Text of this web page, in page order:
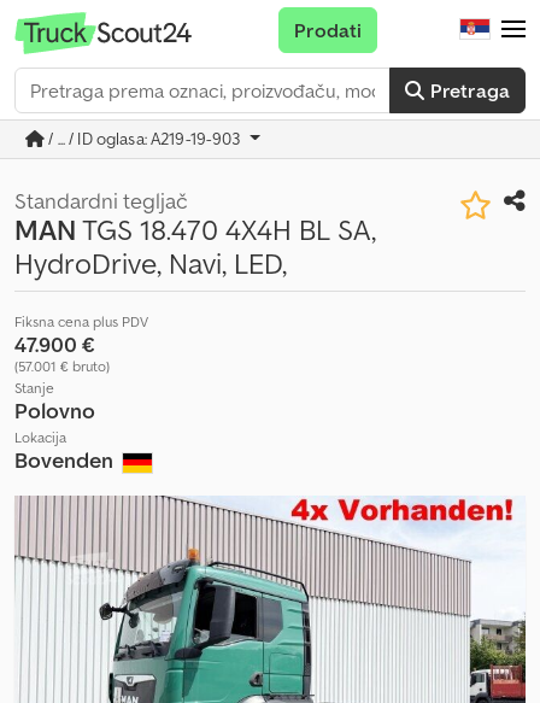
Pretraga
Prodati
/ ... / ID oglasa: A219-19-903
Standardni tegljač
MANTGS 18.470 4X4H BL SA,
HydroDrive, Navi, LED,
Fiksna cena plus PDV
47.900 €
(57.001 € bruto)
Stanje
Polovno
Lokacija
Bovenden